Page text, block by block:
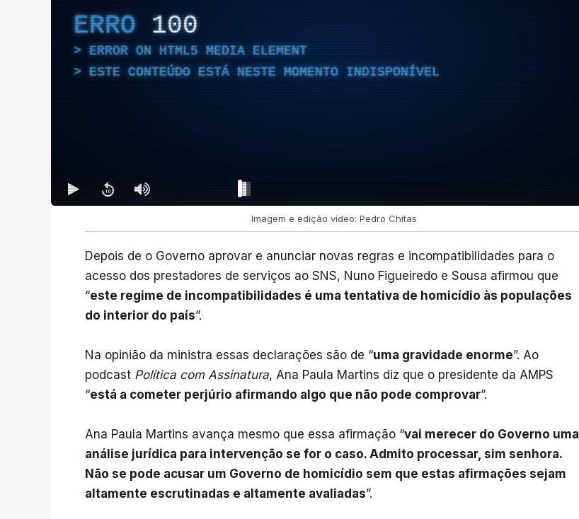
ERRO 100
ERROR ON HTML5 MEDIA ELEMENT
ESTE CONTEÚDO ESTÁ NESTE MOMENTO INDISPONÍVEL
Imagem e edição vídeo: Pedro Chitas
Depois de o Governo aprovar e anunciar novas regras e incompatibilidades para o
acesso dos prestadores de serviços ao SNS, Nuno Figueiredo e Sousa afirmou que
“este regime de incompatibilidades é uma tentativa de homicídio às populações
do interior do país”.
Na opinião da ministra essas declarações são de “uma gravidade enorme”. Ao
podcast Política com Assinatura, Ana Paula Martins diz que o presidente da AMPS
“está a cometer perjúrio afirmando algo que não pode comprovar”.
Ana Paula Martins avança mesmo que essa afirmação “vai merecer do Governo uma
análise jurídica para intervenção se for o caso. Admito processar, sim senhora.
Não se pode acusar um Governo de homicídio sem que estas afirmações sejam
altamente escrutinadas e altamente avaliadas”.